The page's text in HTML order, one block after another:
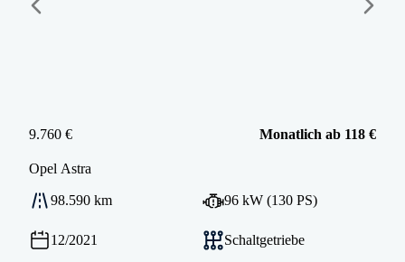
9.760 € Monatlich ab 118 €
Opel Astra
98.590 km 96 kW (130 PS)
12/2021 Schaltgetriebe